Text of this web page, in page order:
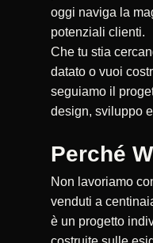
oggi naviga la
potenziali clienti.
Che tu stia
datato o vuoi
seguiamo il
design, sviluppo
Perché
Non lavoriamo
venduti a
è un progetto